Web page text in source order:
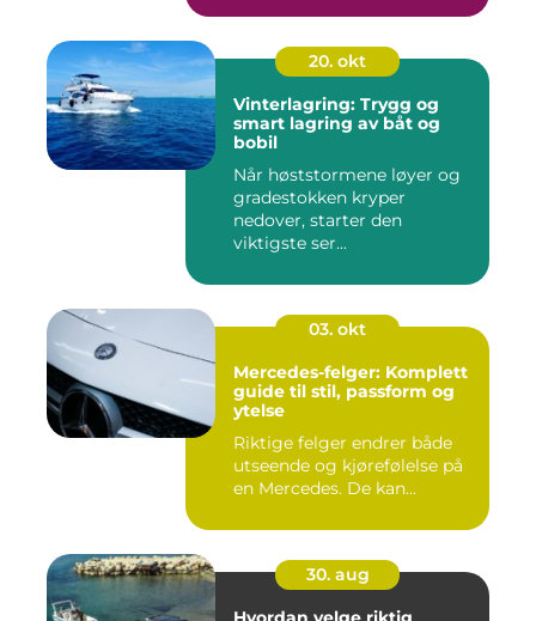
20. okt
Vinterlagring: Trygg og
smart lagring av båt og
bobil
Når høststormene løyer og
gradestokken kryper
nedover, starter den
viktigste ser...
03. okt
Mercedes-felger: Komplett
guide til stil, passform og
ytelse
Riktige felger endrer både
utseende og kjørefølelse på
en Mercedes. De kan...
30. aug